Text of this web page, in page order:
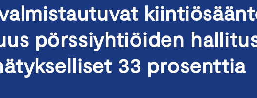
pörssiyhtiöiden
33 prosenttia